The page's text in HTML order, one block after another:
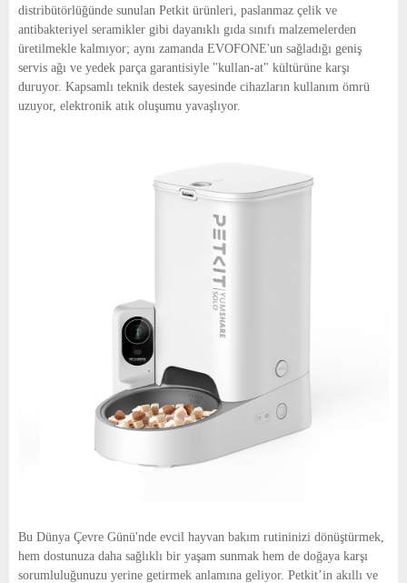
distribütörlüğünde sunulan Petkit ürünleri, paslanmaz çelik ve
antibakteriyel seramikler gibi dayanıklı gıda sınıfı malzemelerden
üretilmekle kalmıyor; aynı zamanda EVOFONE'un sağladığı geniş
servis ağı ve yedek parça garantisiyle "kullan-at" kültürüne karşı
duruyor. Kapsamlı teknik destek sayesinde cihazların kullanım ömrü
uzuyor, elektronik atık oluşumu yavaşlıyor.
Bu Dünya Çevre Günü'nde evcil hayvan bakım rutininizi dönüştürmek,
hem dostunuza daha sağlıklı bir yaşam sunmak hem de doğaya karşı
sorumluluğunuzu yerine getirmek anlamına geliyor. Petkit’in akıllı ve